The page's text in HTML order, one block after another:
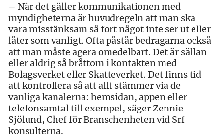
– När det gäller kommunikationen med
myndigheterna är huvudregeln att man ska
vara misstänksam så fort något inte ser ut eller
låter som vanligt. Ofta påstår bedragarna också
att man måste agera omedelbart. Det är sällan
eller aldrig så bråttom i kontakten med
Bolagsverket eller Skatteverket. Det finns tid
att kontrollera så att allt stämmer via de
vanliga kanalerna: hemsidan, appen eller
telefonsamtal till exempel, säger Zennie
Sjölund, Chef för Branschenheten vid Srf
konsulterna.